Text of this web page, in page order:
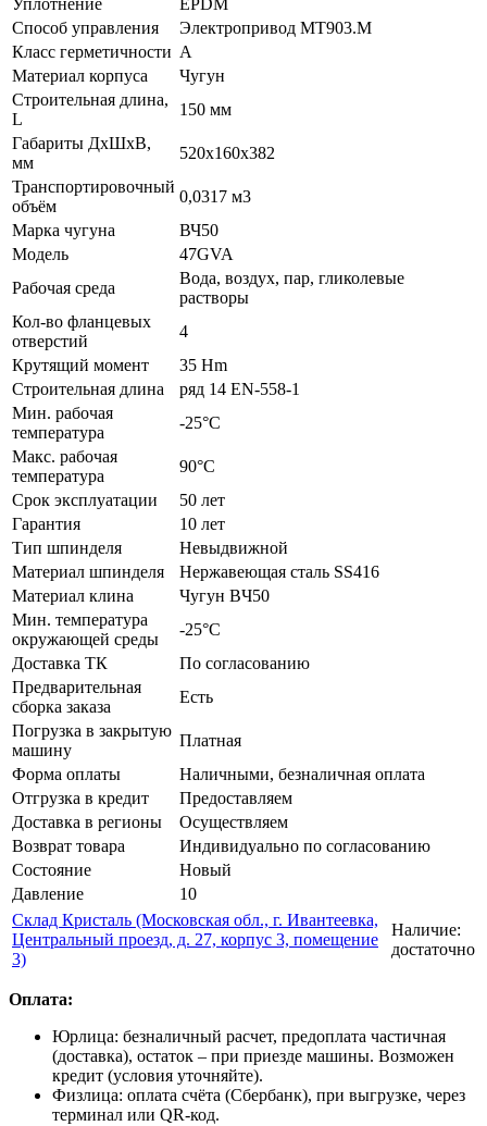
Уплотнение
EPDM
Способ управления
Электропривод МТ903.M
Класс герметичности A
Материал корпуса
Чугун
Строительная длина,
L
150 мм
Габариты ДхШхВ,
мм
520х160х382
Транспортировочный
объём
0,0317 м3
Марка чугуна
ВЧ50
Модель
47GVA
Рабочая среда
Вода, воздух, пар, гликолевые
растворы
Кол-во фланцевых
отверстий
4
Крутящий момент
35 Hm
Строительная длина
ряд 14 EN-558-1
Мин. рабочая
температура
-25°C
Макс. рабочая
температура
90°C
Срок эксплуатации
50 лет
Гарантия
10 лет
Тип шпинделя
Невыдвижной
Материал шпинделя
Нержавеющая сталь SS416
Материал клина
Чугун BЧ50
Мин. температура
окружающей среды
-25°C
Доставка ТК
По согласованию
Предварительная
сборка заказа
Есть
Погрузка в закрытую
машину
Платная
Форма оплаты
Наличными, безналичная оплата
Отгрузка в кредит
Предоставляем
Доставка в регионы
Осуществляем
Возврат товара
Индивидуально по согласованию
Состояние
Новый
Давление
10
Склад Кристаль (Московская обл., г. Ивантеевка,
Центральный проезд, д. 27, корпус 3, помещение
3)
Наличие:
достаточно
Оплата:
Юрлица: безналичный расчет, предоплата частичная
(доставка), остаток – при приезде машины. Возможен
кредит (условия уточняйте).
Физлица: оплата счёта (Сбербанк), при выгрузке, через
терминал или QR-код.